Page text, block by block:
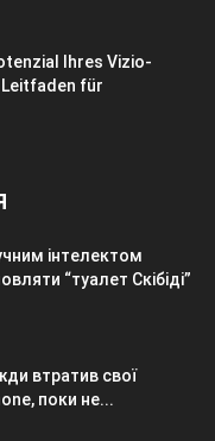
Ihres Vizio-
Leitfaden für
інтелектом
“туалет Скібіді”
втратив свої
поки не...